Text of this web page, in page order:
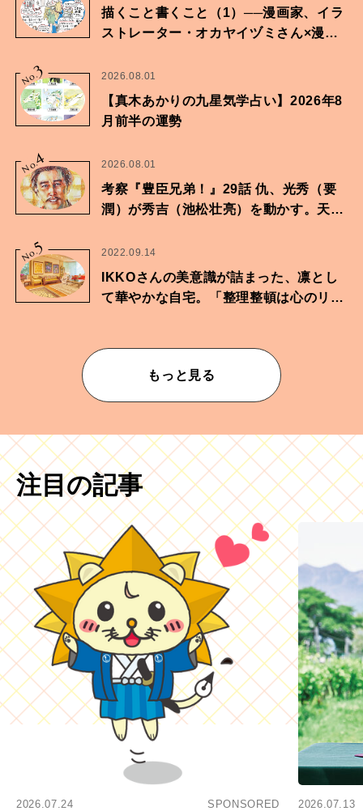
描くこと書くこと（1）──漫画家、イラ
ストレーター・オカヤイヅミさん×漫画
No.
3 2026.08.01
【真木あかりの九星気学占い】2026年8
月前半の運勢
No.
4 2026.08.01
考察『豊臣兄弟！』29話 仇、光秀（要
潤）が秀吉（池松壮亮）を動かす。天下
No.
5 2022.09.14
IKKOさんの美意識が詰まった、凛とし
て華やかな自宅。「整理整頓は心のリズ
もっと見る
注目の記事
2026.07.24 SPONSORED 2026.07.13